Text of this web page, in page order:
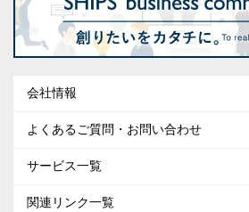
会社情報
よくあるご質問・お問い合わせ
サービス一覧
関連リンク一覧